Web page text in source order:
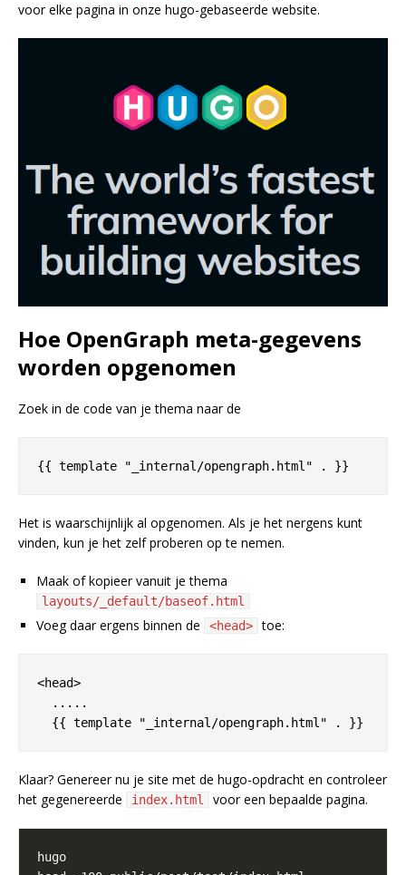
voor elke pagina in onze hugo-gebaseerde website.
Hoe OpenGraph meta-gegevens
worden opgenomen
Zoek in de code van je thema naar de
Het is waarschijnlijk al opgenomen. Als je het nergens kunt
vinden, kun je het zelf proberen op te nemen.
Maak of kopieer vanuit je thema
layouts/_default/baseof.html
Voeg daar ergens binnen de <head> toe:
<head>
  .....
Klaar? Genereer nu je site met de hugo-opdracht en controleer
het gegenereerde
index.html voor een bepaalde pagina.